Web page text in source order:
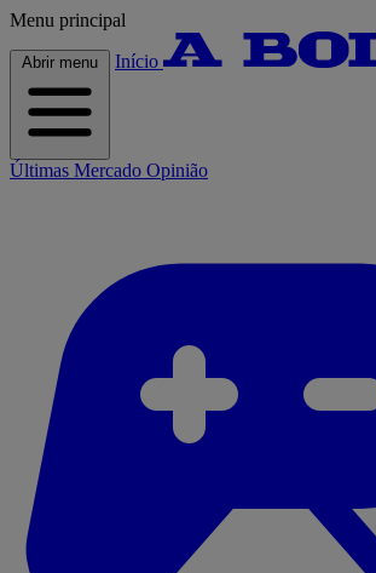
Menu principal
Abrir menu Início
Últimas Mercado Opinião